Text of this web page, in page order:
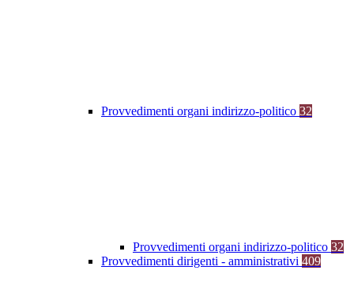
Provvedimenti organi indirizzo-politico 32
Provvedimenti organi indirizzo-politico 32
Provvedimenti dirigenti - amministrativi 409